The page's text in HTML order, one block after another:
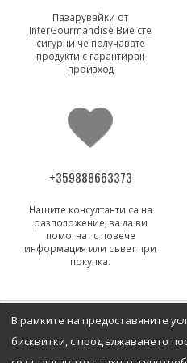
Пазарувайки от
InterGourmandise Вие сте
сигурни че получавате
продукти с гарантиран
произход
+359888663373
Нашите консултанти са на
разположение, за да ви
помогнат с повече
информация или съвет при
покупка.
В рамките на предоставяните
бисквитки, с продължаването